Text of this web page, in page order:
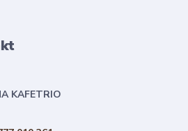
KAFETRIO